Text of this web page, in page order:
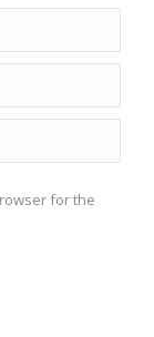
for the